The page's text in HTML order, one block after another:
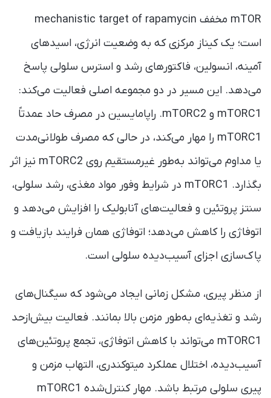
mTOR مخفف mechanistic target of rapamycin
است؛ یک کیناز مرکزی که به وضعیت انرژی، اسیدهای
آمینه، انسولین، فاکتورهای رشد و استرس سلولی پاسخ
می‌دهد. این مسیر در دو مجموعه اصلی فعالیت می‌کند:
mTORC1 و mTORC2. راپامایسین در مصرف حاد عمدتاً
mTORC1 را مهار می‌کند، در حالی که مصرف طولانی‌مدت
یا مداوم می‌تواند به‌طور غیرمستقیم روی mTORC2 نیز اثر
بگذارد. mTORC1 در شرایط وفور مواد مغذی، رشد سلولی،
سنتز پروتئین و فعالیت‌های آنابولیک را افزایش می‌دهد و
اتوفاژی را کاهش می‌دهد؛ اتوفاژی همان فرایند بازیافت و
پاک‌سازی اجزای آسیب‌دیده سلولی است.
از منظر پیری، مشکل زمانی ایجاد می‌شود که سیگنال‌های
رشد و تغذیه‌ای به‌طور مزمن بالا بمانند. فعالیت بیش‌ازحد
mTORC1 می‌تواند با کاهش اتوفاژی، تجمع پروتئین‌های
آسیب‌دیده، اختلال عملکرد میتوکندری، التهاب مزمن و
پیری سلولی مرتبط باشد. مهار کنترل‌شده mTORC1